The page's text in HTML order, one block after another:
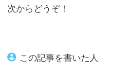
次からどうぞ！
この記事を書いた人